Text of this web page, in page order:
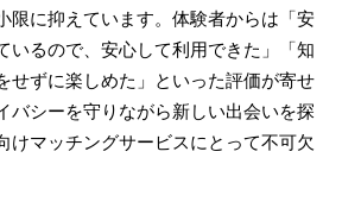
限に抑えています。体験者からは「安
いるので、安心して利用できた」「知
せずに楽しめた」といった評価が寄せ
バシーを守りながら新しい出会いを探
けマッチングサービスにとって不可欠